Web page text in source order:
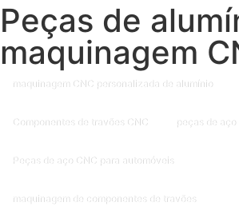
Peças de
maquinagem
maquinagem CNC personalizada de alumínio
Componentes de travões CNC peças de
Peças de aço CNC para automóveis
maquinagem de componentes de travões